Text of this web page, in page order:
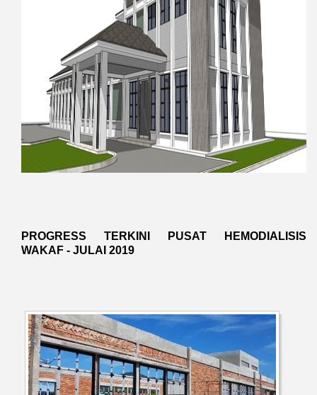
PROGRESS TERKINI PUSAT HEMODIALISIS
WAKAF - JULAI 2019